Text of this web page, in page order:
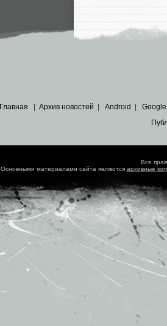
Главная Архив новостей Android Google
Все
Основными материалами сайта являются архивные